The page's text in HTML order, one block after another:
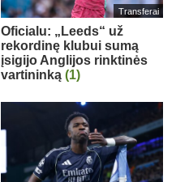
Transferai
Oficialu: „Leeds“ už
rekordinę klubui sumą
įsigijo Anglijos rinktinės
vartininką (1)